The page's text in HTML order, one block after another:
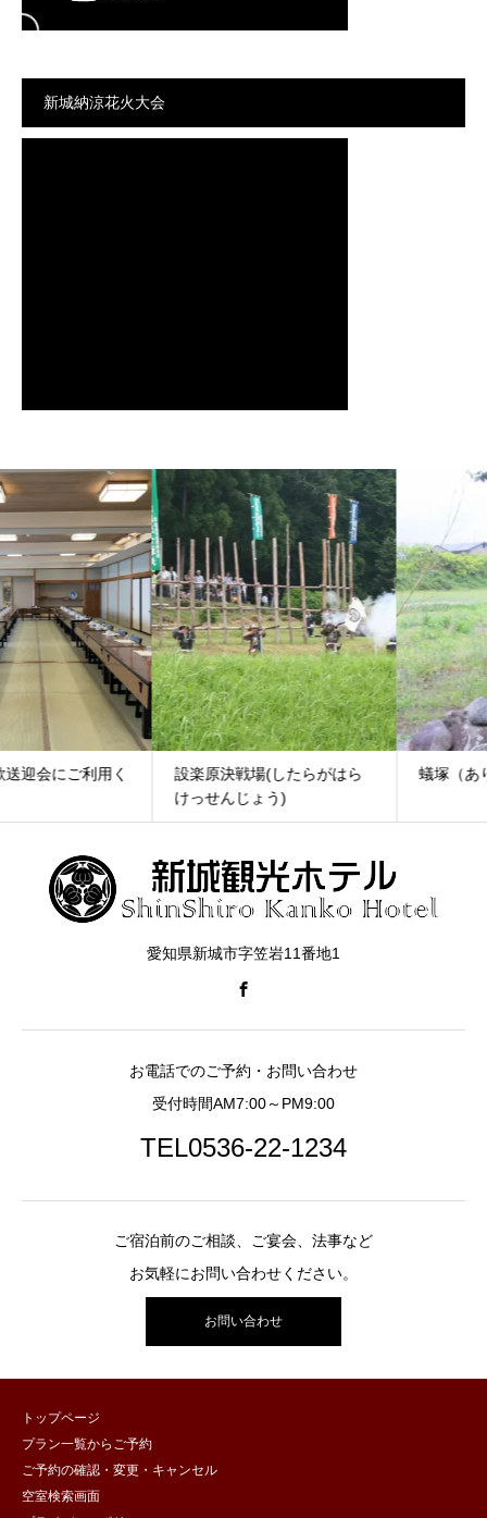
新城納涼花火大会
設楽原決戦場(したらがはら
蟻塚（ありづか）
愛知県新城市字笠岩11番地1
お電話でのご予約・お問い合わせ
受付時間AM7:00～PM9:00
TEL0536-22-1234
ご宿泊前のご相談、ご宴会、法事など
お気軽にお問い合わせください。
お問い合わせ
トップページ
プラン一覧からご予約
ご予約の確認・変更・キャンセル
空室検索画面